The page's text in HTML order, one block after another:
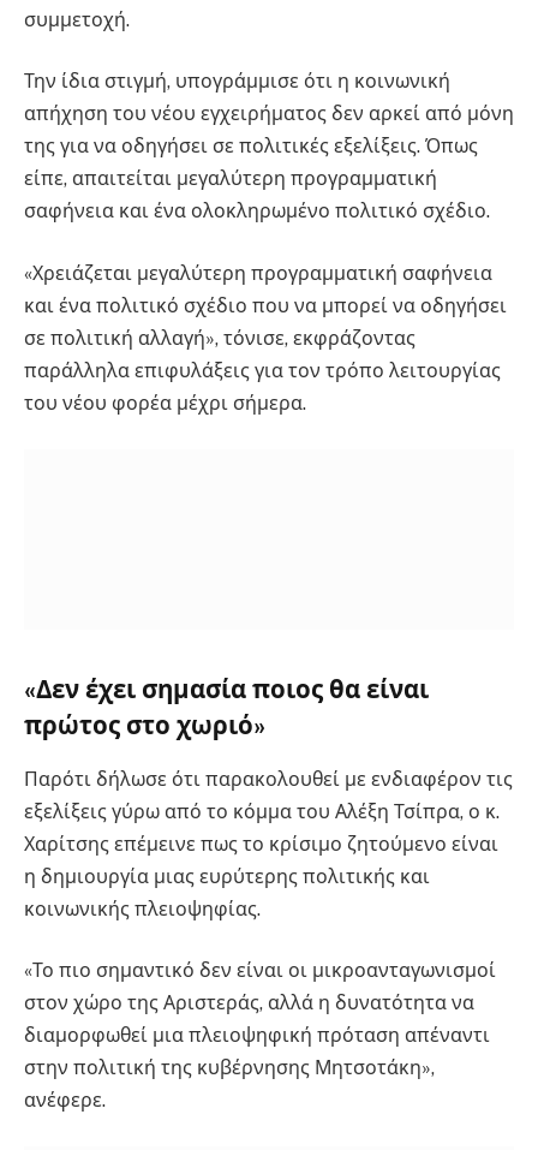
συμμετοχή.
Την ίδια στιγμή, υπογράμμισε ότι η κοινωνική
απήχηση του νέου εγχειρήματος δεν αρκεί από μόνη
της για να οδηγήσει σε πολιτικές εξελίξεις. Όπως
είπε, απαιτείται μεγαλύτερη προγραμματική
σαφήνεια και ένα ολοκληρωμένο πολιτικό σχέδιο.
«Χρειάζεται μεγαλύτερη προγραμματική σαφήνεια
και ένα πολιτικό σχέδιο που να μπορεί να οδηγήσει
σε πολιτική αλλαγή», τόνισε, εκφράζοντας
παράλληλα επιφυλάξεις για τον τρόπο λειτουργίας
του νέου φορέα μέχρι σήμερα.
«Δεν έχει σημασία ποιος θα είναι
πρώτος στο χωριό»
Παρότι δήλωσε ότι παρακολουθεί με ενδιαφέρον τις
εξελίξεις γύρω από το κόμμα του Αλέξη Τσίπρα, ο κ.
Χαρίτσης επέμεινε πως το κρίσιμο ζητούμενο είναι
η δημιουργία μιας ευρύτερης πολιτικής και
κοινωνικής πλειοψηφίας.
«Το πιο σημαντικό δεν είναι οι μικροανταγωνισμοί
στον χώρο της Αριστεράς, αλλά η δυνατότητα να
διαμορφωθεί μια πλειοψηφική πρόταση απέναντι
στην πολιτική της κυβέρνησης Μητσοτάκη»,
ανέφερε.